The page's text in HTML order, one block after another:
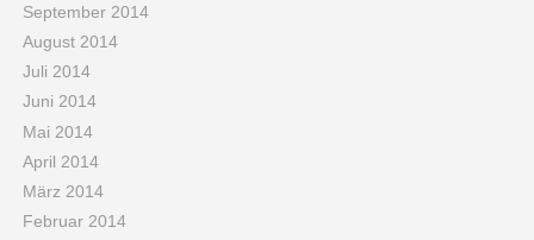
September 2014
August 2014
Juli 2014
Juni 2014
Mai 2014
April 2014
März 2014
Februar 2014